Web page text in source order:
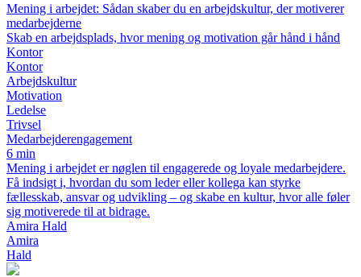
Mening i arbejdet: Sådan skaber du en arbejdskultur, der motiverer
medarbejderne
Skab en arbejdsplads, hvor mening og motivation går hånd i hånd
Kontor
Kontor
Arbejdskultur
Motivation
Ledelse
Trivsel
Medarbejderengagement
6 min
Mening i arbejdet er nøglen til engagerede og loyale medarbejdere.
Få indsigt i, hvordan du som leder eller kollega kan styrke
fællesskab, ansvar og udvikling – og skabe en kultur, hvor alle føler
sig motiverede til at bidrage.
Amira Hald
Amira
Hald